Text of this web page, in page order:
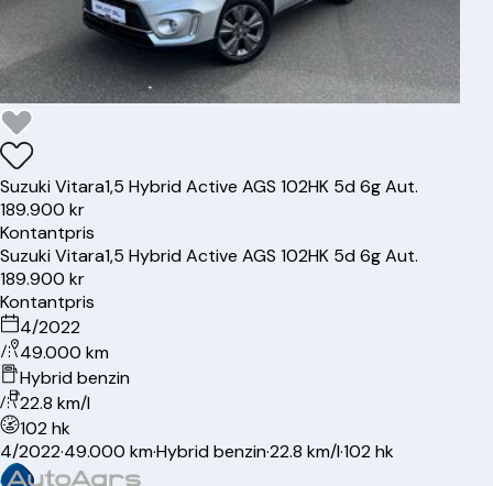
SuzukiVitara1,5 Hybrid Active AGS 102HK 5d 6g Aut.
189.900 kr
Kontantpris
SuzukiVitara1,5 Hybrid Active AGS 102HK 5d 6g Aut.
189.900 kr
Kontantpris
4/2022
49.000 km
Hybrid benzin
22.8 km/l
102 hk
4/2022·49.000 km·Hybrid benzin·22.8 km/l·102 hk